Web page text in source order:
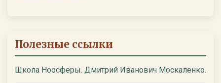
Полезные ссылки
Школа Ноосферы. Дмитрий Иванович Москаленко.